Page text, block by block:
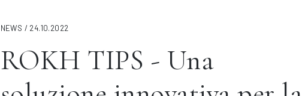
NEWS / 24.10.2022
ROKH TIPS - Una